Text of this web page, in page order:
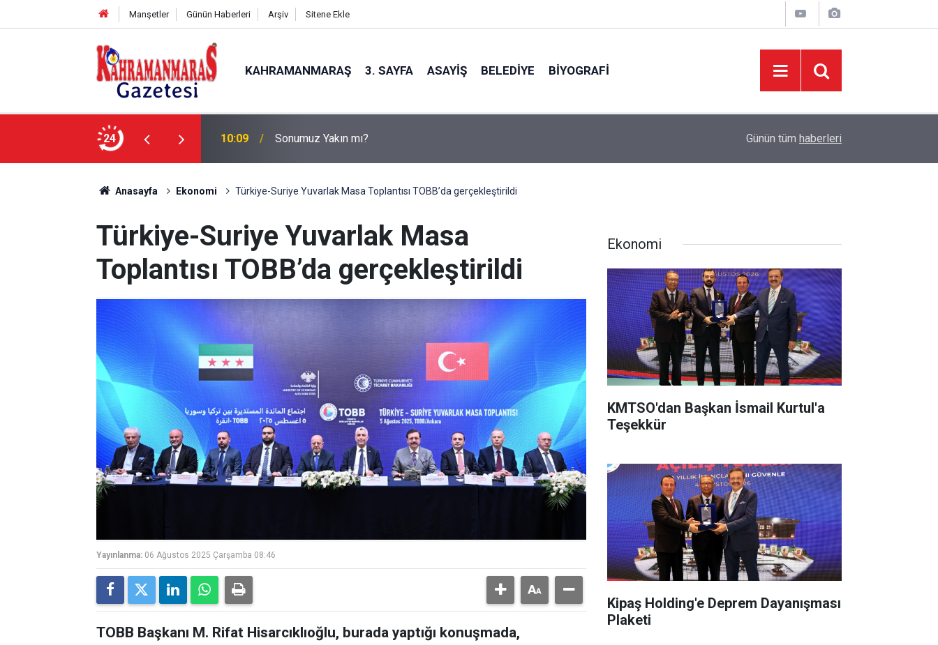
Manşetler Günün Haberleri Arşiv Sitene Ekle
KAHRAMANMARAŞ 3. SAYFA ASAYIŞ BELEDIYE BIYOGRAFI
24
İlk Etap Başarıyla Tamamlandı 10:09 Sonumuz Yakın mı? Sonumuz Yakın mı?
Günün tüm haberleri
Anasayfa Ekonomi Türkiye-Suriye Yuvarlak Masa Toplantısı TOBB’da gerçekleştirildi
Türkiye-Suriye Yuvarlak Masa
Toplantısı TOBB’da gerçekleştirildi
Yayınlanma: 06 Ağustos 2025 Çarşamba 08:46
TOBB Başkanı M. Rifat Hisarcıklıoğlu, burada yaptığı konuşmada,
Ekonomi
KMTSO'dan Başkan İsmail Kurtul'a
Teşekkür
Kipaş Holding'e Deprem Dayanışması
Plaketi